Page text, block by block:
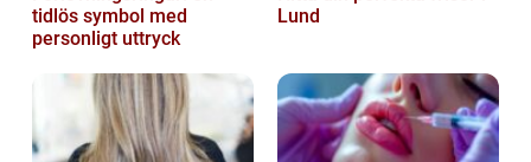
tidlös symbol med
personligt uttryck
Lund